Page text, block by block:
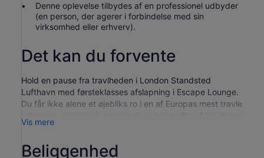
Denne oplevelse tilbydes af en professionel udbyder
(en person, der agerer i forbindelse med sin
virksomhed eller erhverv).
Det kan du forvente
Hold en pause fra travlheden i London Standsted
Lufthavn med førsteklasses afslapning i Escape Lounge.
Du får ikke alene et øjebliks ro i en af Europas mest travle
både nyttige og luksuriøse, lige fra Wi-FI og tv til
Escape Lounge er både rummelig, stilfuld og fyldt med
Vis mere
Beliggenhed